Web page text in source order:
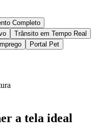
Completo
Trânsito em Tempo Real
Portal Pet
a tela ideal